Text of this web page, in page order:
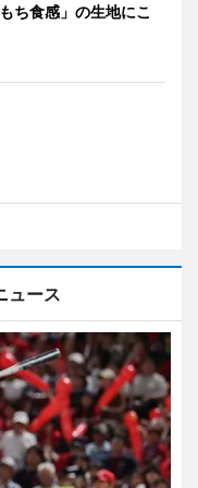
ち食感」の生地にこ
ュース